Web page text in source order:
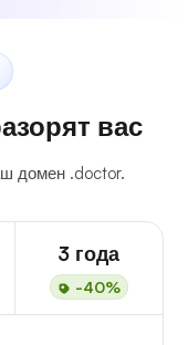
вас
домен .doctor.
3 года
-40%